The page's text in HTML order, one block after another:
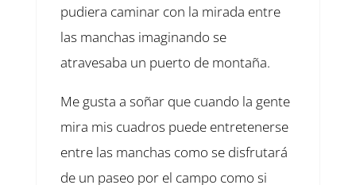
pudiera caminar con la mirada entre
las manchas imaginando se
atravesaba un puerto de montaña.
Me gusta a soñar que cuando la gente
mira mis cuadros puede entretenerse
entre las manchas como se disfrutará
de un paseo por el campo como si